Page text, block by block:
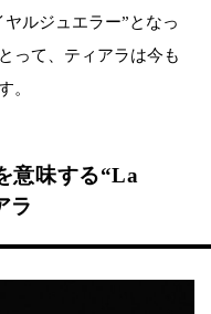
ルジュエラー”となっ
って、ティアラは今も
。
意味する“La
ラ